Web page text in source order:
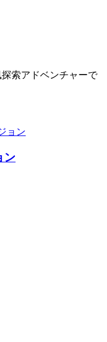
索アドベンチャーで
ン